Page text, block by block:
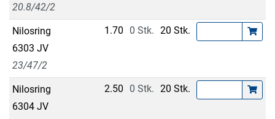
20.8/42/2
Nilosring
6303 JV
23/47/2
1.70 0 Stk. 20 Stk.
Nilosring
6304 JV
2.50 0 Stk. 20 Stk.